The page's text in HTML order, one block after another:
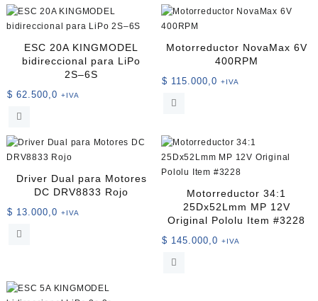
ESC 20A KINGMODEL
bidireccional para LiPo
2S–6S
$ 62.500,0 +IVA
Motorreductor NovaMax 6V
400RPM
$ 115.000,0 +IVA
Driver Dual para Motores
DC DRV8833 Rojo
$ 13.000,0 +IVA
Motorreductor 34:1
25Dx52Lmm MP 12V
Original Pololu Item #3228
$ 145.000,0 +IVA